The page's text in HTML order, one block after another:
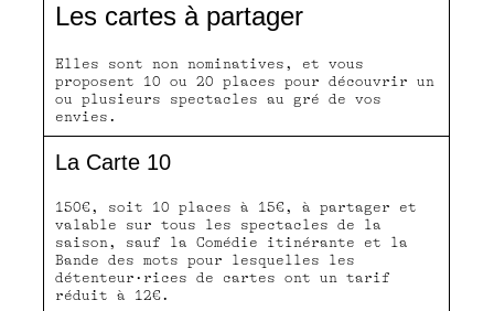
Les cartes à partager
Elles sont non nominatives, et vous
proposent 10 ou 20 places pour découvrir un
ou plusieurs spectacles au gré de vos
envies.
La Carte 10
150€, soit 10 places à 15€, à partager et
valable sur tous les spectacles de la
saison, sauf la Comédie itinérante et la
Bande des mots pour lesquelles les
détenteur·rices de cartes ont un tarif
réduit à 12€.